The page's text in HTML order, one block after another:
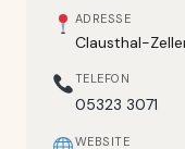
ADRESSE
Clausthal-
TELEFON
05323 3071
WEBSITE